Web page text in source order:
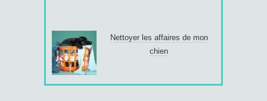
Nettoyer les affaires de mon
chien